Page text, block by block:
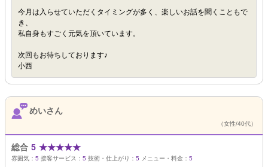
今月は入らせていただくタイミングが多く、楽しいお話を聞くこともで
き、
私自身もすごく元気を頂いています。
次回もお待ちしております♪
小西
めいさん
（女性/40代）
総合 5 ★★★★★
雰囲気： 5 接客サービス： 5 技術・仕上がり： 5 メニュー・料金： 5